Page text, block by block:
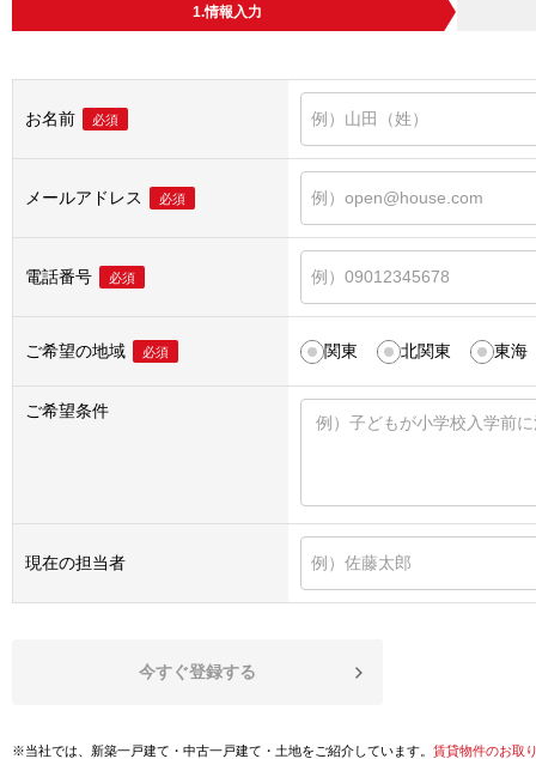
1.情報入力
お名前 必須
メールアドレス 必須
電話番号 必須
ご希望の地域 必須 関東 北関東 東海
ご希望条件
現在の担当者
今すぐ登録する
※当社では、新築一戸建て・中古一戸建て・土地をご紹介しています。 賃貸物件のお取